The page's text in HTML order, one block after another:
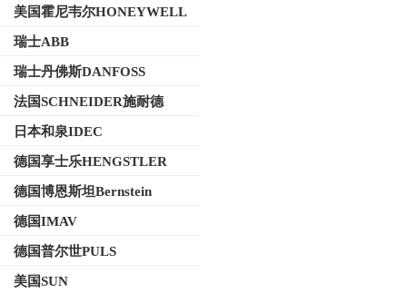
美国霍尼韦尔HONEYWELL
瑞士ABB
瑞士丹佛斯DANFOSS
法国SCHNEIDER施耐德
日本和泉IDEC
德国享士乐HENGSTLER
德国博恩斯坦Bernstein
德国IMAV
德国普尔世PULS
美国SUN